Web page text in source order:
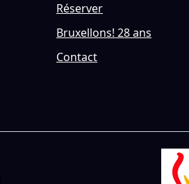
Réserver
Bruxellons! 28 ans
Contact